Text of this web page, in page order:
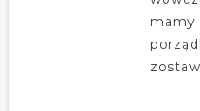
mamy